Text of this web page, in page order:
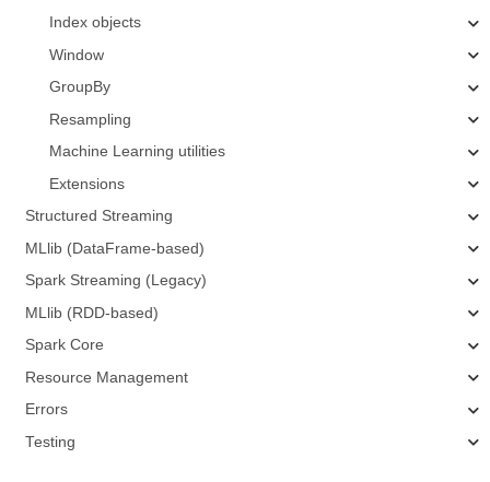
Index objects
Window
GroupBy
Resampling
Machine Learning utilities
Extensions
Structured Streaming
MLlib (DataFrame-based)
Spark Streaming (Legacy)
MLlib (RDD-based)
Spark Core
Resource Management
Errors
Testing